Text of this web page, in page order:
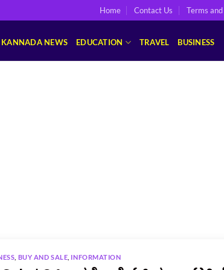
Home Contact Us Terms
KANNADA NEWS EDUCATION TRAVEL BUSINESS
BUY AND SALE INFORMATION